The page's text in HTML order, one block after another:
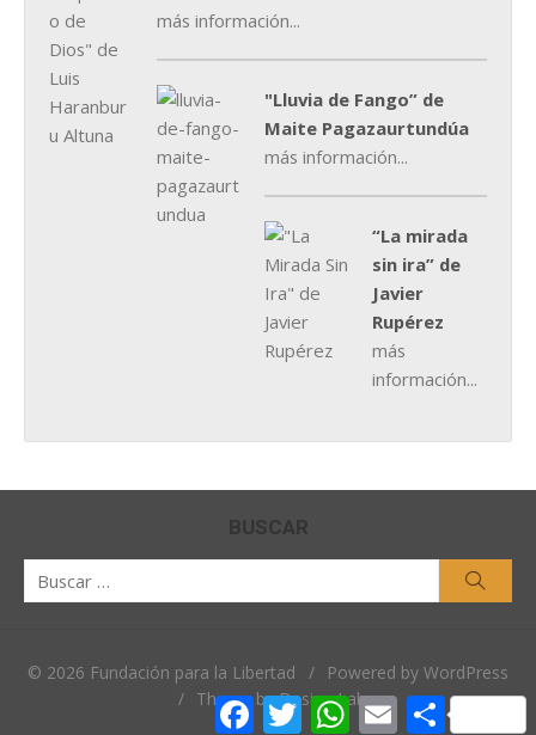
más información...
"Lluvia de Fango” de
Maite Pagazaurtundúa
más información...
“La mirada
sin ira” de
Javier
Rupérez
más
información...
BUSCAR
© 2026 Fundación para la Libertad /
Powered by WordPress
/ Theme by Design Lab
Facebook
TwitterWhatsApp
EmailCompartir